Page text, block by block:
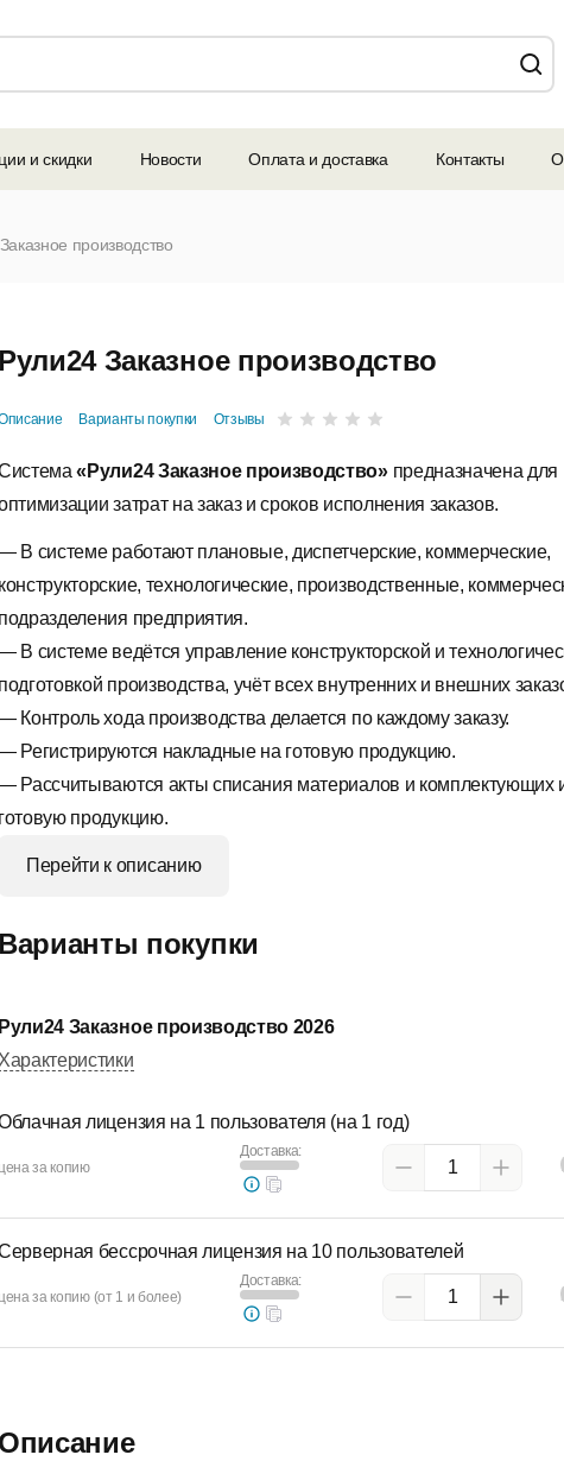
и скидки Новости Оплата и доставка Контакты О
производство
Рули24 Заказное производство
Варианты покупки Отзывы
«Рули24 Заказное производство»предназначена для
затрат на заказ и сроков исполнения заказов.
В системе работают плановые, диспетчерские, коммерческие,
конструкторские, технологические, производственные,
подразделения предприятия.
В системе ведётся управление конструкторской и
подготовкой производства, учёт всех внутренних и внешних
Контроль хода производства делается по каждому заказу.
Регистрируются накладные на готовую продукцию.
Рассчитываются акты списания материалов и комплектующих
готовую продукцию.
Перейти к описанию
Описание
Варианты покупки
Рули24 Заказное производство 2026
Характеристики
лицензия на 1 пользователя (на 1 год)
цена за копию
Доставка:
бессрочная лицензия на 10 пользователей
цена за копию (от 1 и более)
Доставка: